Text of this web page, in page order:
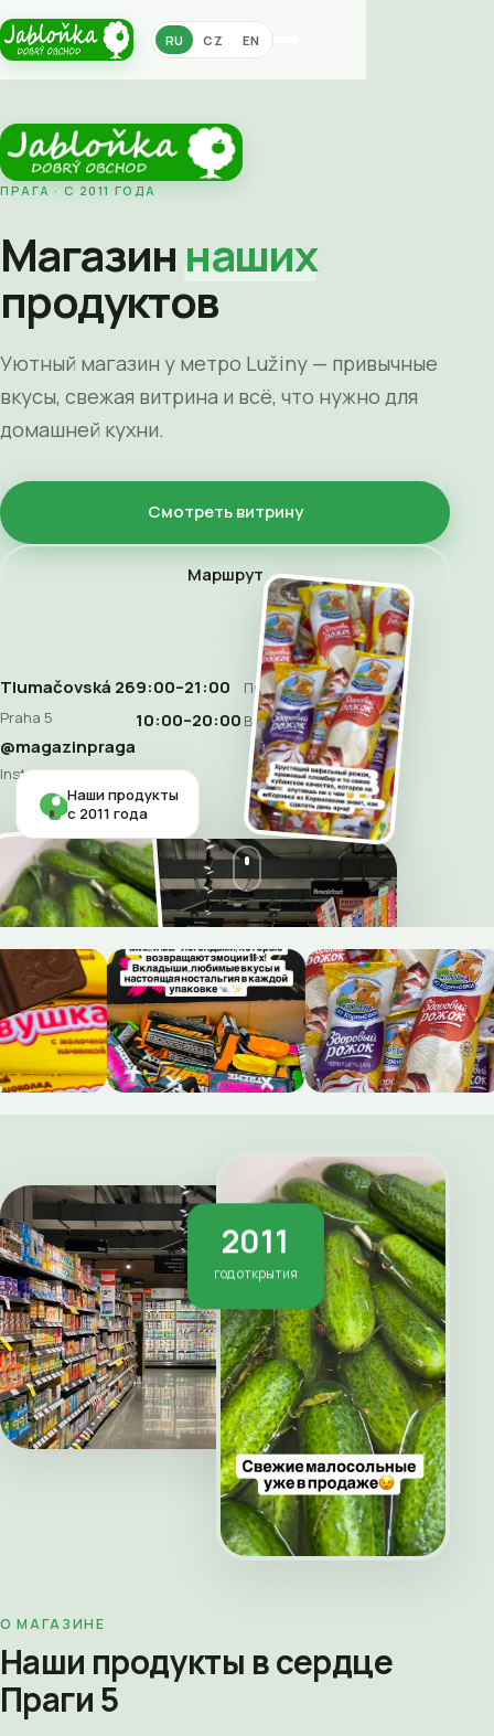
RU CZ EN
ПРАГА · С 2011 ГОДА
Магазин наших
продуктов
Уютный магазин у метро Lužiny — привычные
вкусы, свежая витрина и всё, что нужно для
домашней кухни.
Смотреть витрину
Маршрут
Tlumačovská 26
Praha 5
9:00–21:00 Пн–Сб
10:00–20:00 Воскресенье
@magazinpraga
Instagram
Наши продукты
с 2011 года
2011
год открытия
О МАГАЗИНЕ
Наши продукты в сердце
Праги 5